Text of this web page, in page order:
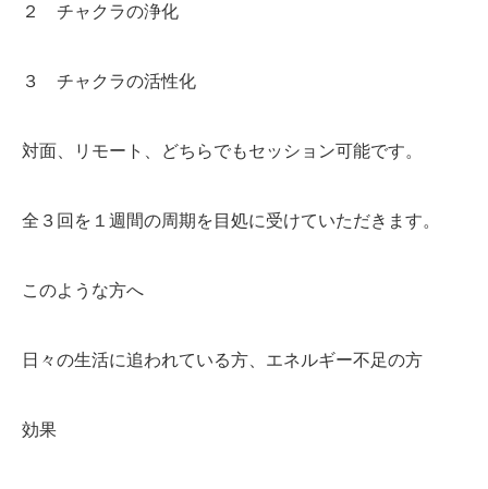
２ チャクラの浄化
３ チャクラの活性化
対面、リモート、どちらでもセッション可能です。
全３回を１週間の周期を目処に受けていただきます。
このような方へ
日々の生活に追われている方、エネルギー不足の方
効果